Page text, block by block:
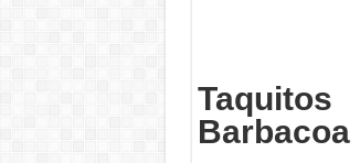
Barbacoa